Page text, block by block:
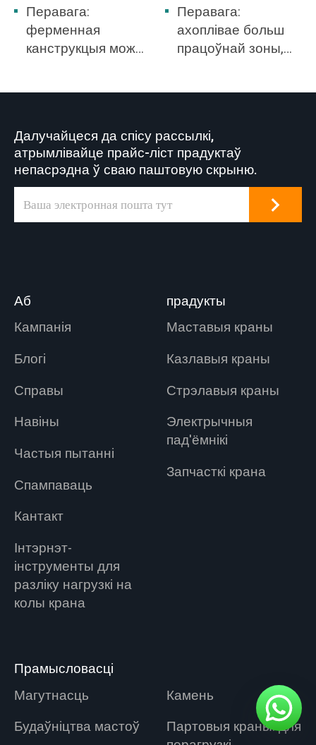
Перавага:
ферменная
канструкцыя можа
двара.
Перавага:
ахоплівае больш
працоўнай зоны,
Далучайцеся да спісу рассылкі,
атрымлівайце прайс-ліст прадуктаў
непасрэдна ў сваю паштовую скрыню.
Аб
Кампанія
Блогі
Справы
Навіны
Частыя пытанні
Спампаваць
Кантакт
Інтэрнэт-
інструменты для
разліку нагрузкі на
колы крана
прадукты
Маставыя краны
Казлавыя краны
Стрэлавыя краны
Электрычныя
пад'ёмнікі
Запчасткі крана
Прамысловасці
Магутнасць
Камень
Будаўніцтва мастоў
Партовыя краны: для